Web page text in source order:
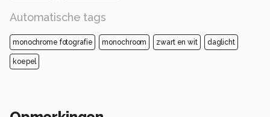
Automatische tags
monochrome fotografie monochroom zwart en wit daglicht
koepel